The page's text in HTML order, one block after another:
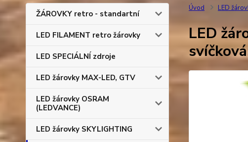
ŽÁROVKY retro - standartní
LED FILAMENT retro žárovky
LED SPECIÁLNÍ zdroje
LED žárovky MAX-LED, GTV
LED žárovky OSRAM
(LEDVANCE)
LED žárovky SKYLIGHTING
Úvod LED
LED